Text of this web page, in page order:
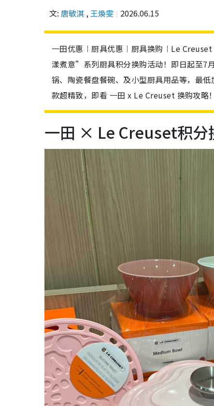
文: 唐敏淇 ,王煥雯 2026.06.15
一田优惠︱厨具优惠︱厨具换购︱Le
漾煮意”系列厨具积分换购活动！即日起至7
锅、陶瓷餐盘餐碗、及小型厨具用品等，最
款超精致，即看 一田 x Le Creuset 换购攻略！
一田 × Le Creuset积分